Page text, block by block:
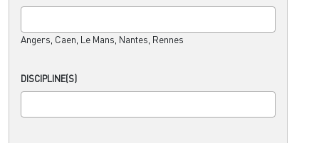
Angers, Caen, Le Mans, Nantes, Rennes
DISCIPLINE(S)